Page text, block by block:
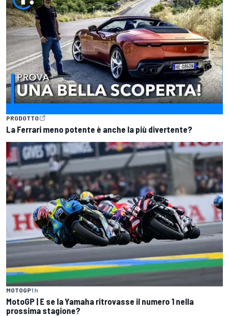
PRODOTTO
La Ferrari meno potente è anche la più divertente?
MOTOGP1 h
MotoGP | E se la Yamaha ritrovasse il numero 1 nella
prossima stagione?